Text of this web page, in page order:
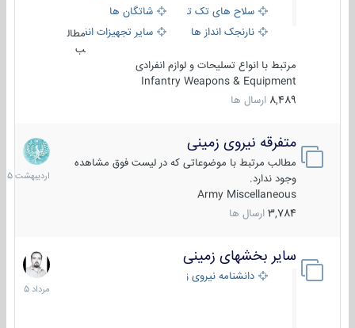
سلاح های تک تیر اندازیشاتگان ها
نارنجک انداز ها
سایر تجهیزات انفرادی
مطال
ب
مرتبط با انواع تسلیحات و لوازم انفرادی
Infantry Weapons & Equipment
8,489 ارسال ها
متفرقه نیروی زمینی
مطالب مرتبط با موضوعاتی که در لیست فوق مشاهده
وجود ندارد.
Army Miscellaneous
3,784 ارسال ها
27
1405
سایر بخشهای زمینی
دانشنامه نیروی زمینی
9
مرداد
1405